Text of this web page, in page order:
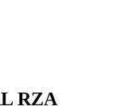
RZA